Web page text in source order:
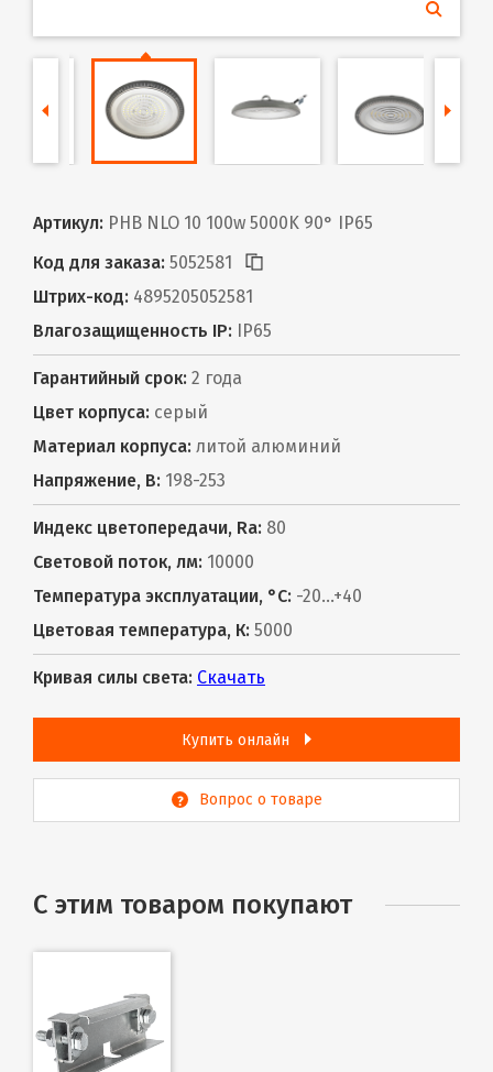
Артикул: PHB NLO 10 100w 5000K 90° IP65
Код для заказа: 5052581
Штрих-код: 4895205052581
Влагозащищенность IP: IP65
Гарантийный срок: 2 года
Цвет корпуса: серый
Материал корпуса: литой алюминий
Напряжение, В: 198-253
Индекс цветопередачи, Ra: 80
Световой поток, лм: 10000
Температура эксплуатации, °С: -20...+40
Цветовая температура, К: 5000
Кривая силы света: Скачать
Купить онлайн
Вопрос о товаре
С этим товаром покупают